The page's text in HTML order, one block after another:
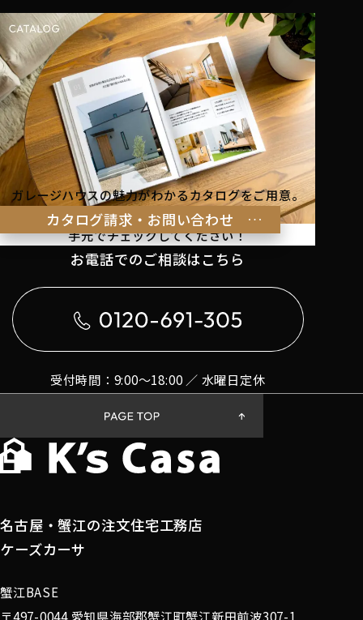
カタログ請求・お問い合わせ
ガレージハウスの魅力がわかるカタログをご用意。
理想の暮らしのヒントを
手元でチェックしてください！
お電話でのご相談はこちら
受付時間：9:00〜18:00 ／ 水曜日定休
名古屋・蟹江の注文住宅工務店
ケーズカーサ
蟹江BASE
〒497-0044 愛知県海部郡蟹江町蟹江新田前波307-1